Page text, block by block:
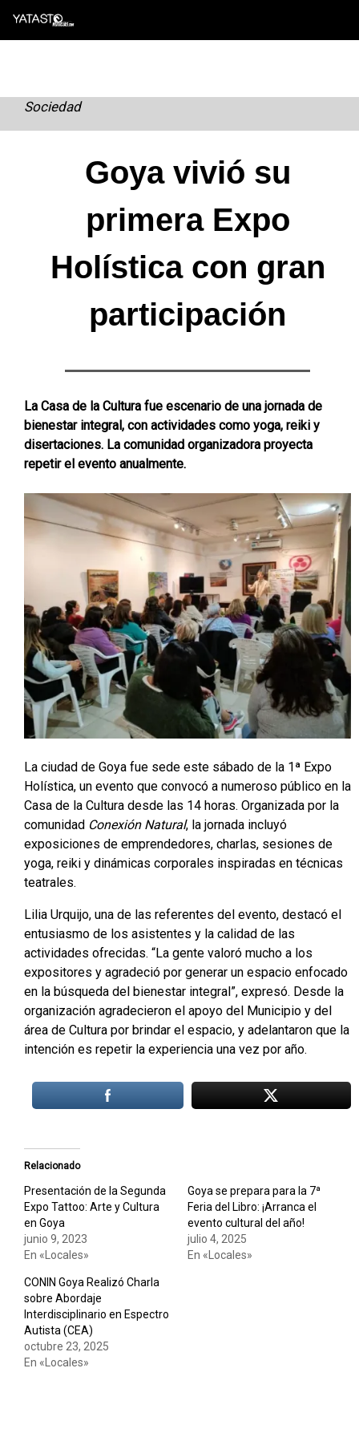
Skip
Sociedad
Goya vivió su
primera Expo
Holística con gran
participación
La Casa de la Cultura fue escenario de una jornada de
bienestar integral, con actividades como yoga, reiki y
disertaciones. La comunidad organizadora proyecta
repetir el evento anualmente.
La ciudad de Goya fue sede este sábado de la 1ª Expo
Holística, un evento que convocó a numeroso público en la
Casa de la Cultura desde las 14 horas. Organizada por la
comunidad Conexión Natural, la jornada incluyó
exposiciones de emprendedores, charlas, sesiones de
yoga, reiki y dinámicas corporales inspiradas en técnicas
teatrales.
Lilia Urquijo, una de las referentes del evento, destacó el
entusiasmo de los asistentes y la calidad de las
actividades ofrecidas. “La gente valoró mucho a los
expositores y agradeció por generar un espacio enfocado
en la búsqueda del bienestar integral”, expresó. Desde la
organización agradecieron el apoyo del Municipio y del
área de Cultura por brindar el espacio, y adelantaron que la
intención es repetir la experiencia una vez por año.
Relacionado
Presentación de la Segunda
Expo Tattoo: Arte y Cultura
en Goya
junio 9, 2023
En «Locales»
Goya se prepara para la 7ª
Feria del Libro: ¡Arranca el
evento cultural del año!
julio 4, 2025
En «Locales»
CONIN Goya Realizó Charla
sobre Abordaje
Interdisciplinario en Espectro
Autista (CEA)
octubre 23, 2025
En «Locales»